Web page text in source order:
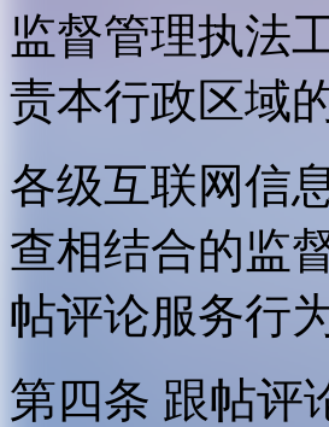
监督管理执法
责本行政区域
各级互联网信
查相结合的监
帖评论服务行为
第四条 跟帖评